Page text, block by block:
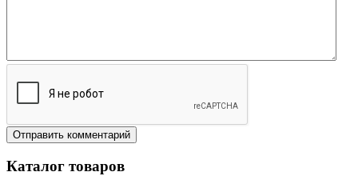
Каталог товаров